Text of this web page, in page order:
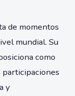
de momentos
mundial. Su
como
y